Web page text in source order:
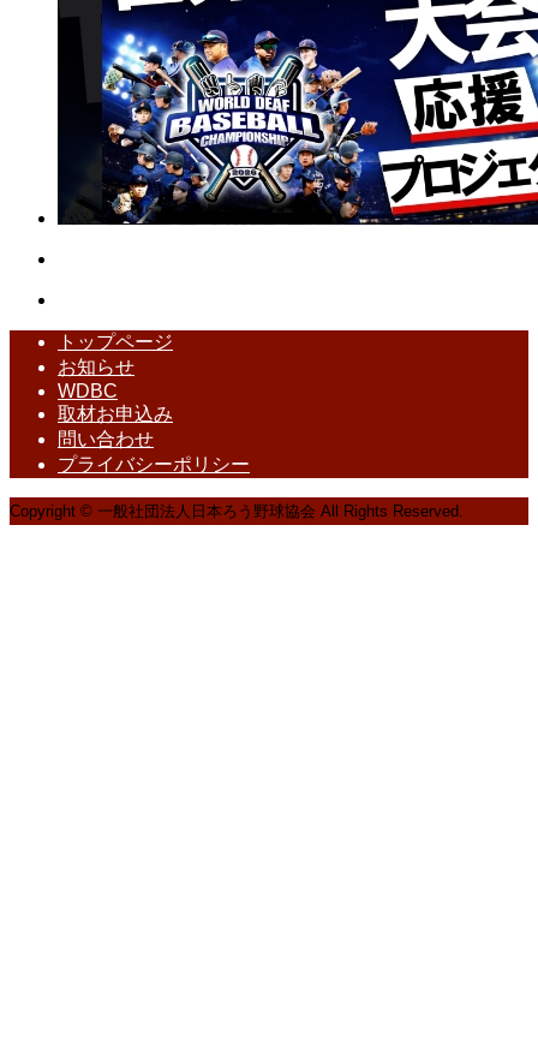
トップページ
お知らせ
WDBC
取材お申込み
問い合わせ
プライバシーポリシー
Copyright © 一般社団法人日本ろう野球協会 All Rights Reserved.